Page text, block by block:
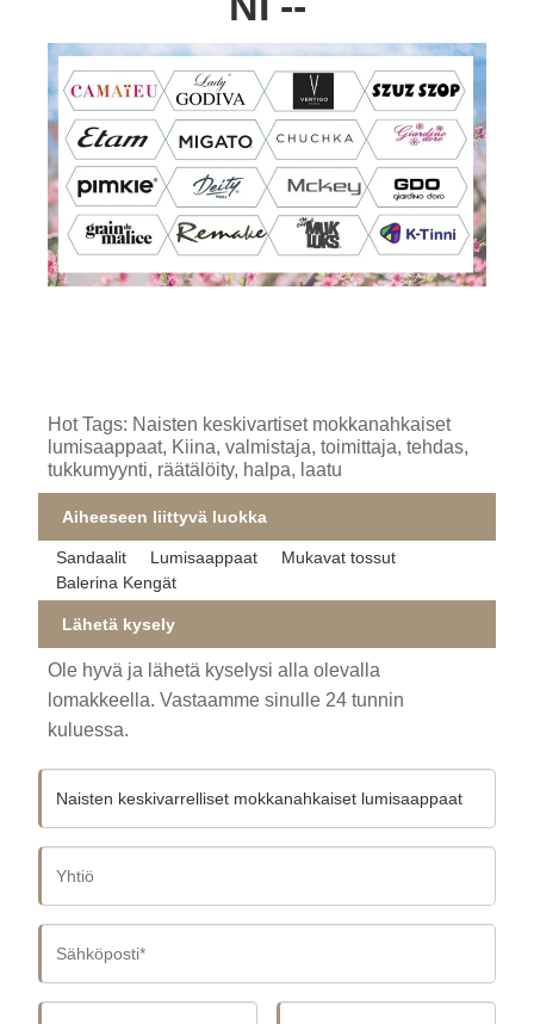
Hot Tags: Naisten keskivartiset mokkanahkaiset
lumisaappaat, Kiina, valmistaja, toimittaja, tehdas,
tukkumyynti, räätälöity, halpa, laatu
Aiheeseen liittyvä luokka
Sandaalit Lumisaappaat
Mukavat tossut
Balerina Kengät
Lähetä kysely
Ole hyvä ja lähetä kyselysi alla olevalla
lomakkeella. Vastaamme sinulle 24 tunnin
kuluessa.